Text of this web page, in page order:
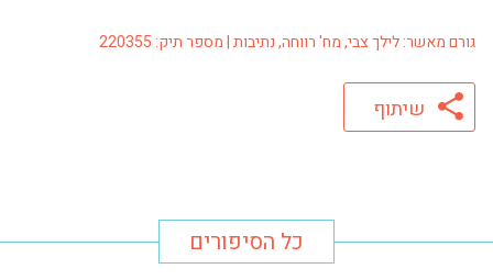
גורם מאשר: לילך צבי, מח' רווחה, נתיבות | מספר תיק: 220355
שיתוף
כל הסיפורים